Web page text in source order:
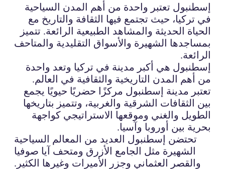
إسطنبول تعتبر واحدة من أهم المدن السياحية
في تركيا، حيث تجتمع فيها الثقافة والتاريخ مع
الحياة الحديثة والمشاهد الطبيعية الرائعة. تتميز
بمساجدها الشهيرة والأسواق التقليدية والمتاحف
الرائعة.
إسطنبول هي أكبر مدينة في تركيا وتعد واحدة
من أهم المدن التاريخية والثقافية في العالم.
تعتبر مدينة إسطنبول مركزًا حضريًا حيويًا يجمع
بين الثقافات الشرقية والغربية، وتتميز بتاريخها
الطويل والغني وموقعها الاستراتيجي كواجهة
بحرية بين أوروبا وآسيا.
تحتضن إسطنبول العديد من المعالم السياحية
الشهيرة مثل الجامع الأزرق ومتحف آيا صوفيا
والقصر العثماني وجزر الأميرات وغيرها الكثير.